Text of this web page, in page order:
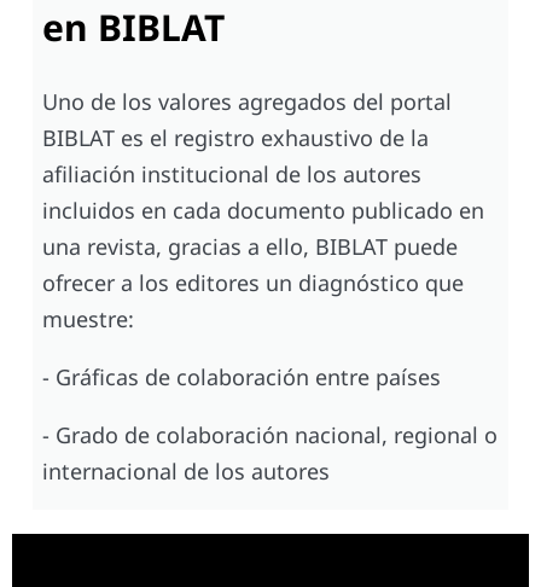
en BIBLAT
Uno de los valores agregados del portal
BIBLAT es el registro exhaustivo de la
afiliación institucional de los autores
incluidos en cada documento publicado en
una revista, gracias a ello, BIBLAT puede
ofrecer a los editores un diagnóstico que
muestre:
- Gráficas de colaboración entre países
- Grado de colaboración nacional, regional o
internacional de los autores